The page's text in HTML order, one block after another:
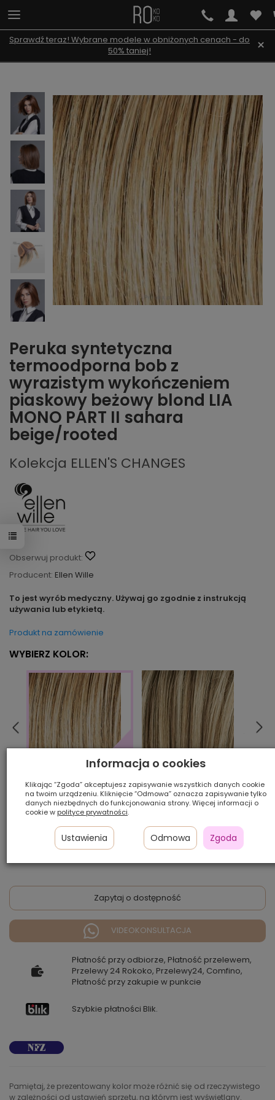
Sprawdź teraz! Wybrane modele w obniżonych cenach - do
50% taniej!
×
Peruka syntetyczna
termoodporna bob z
wyrazistym wykończeniem
piaskowy beżowy blond LIA
MONO PART II sahara
beige/rooted
Kolekcja ELLEN'S CHANGES
Obserwuj produkt:
Producent: Ellen Wille
To jest wyrób medyczny. Używaj go zgodnie z instrukcją
używania lub etykietą.
Produkt na zamówienie
WYBIERZ KOLOR:
1 400,00 zł
Zapytaj o dostępność
VIDEOKONSULTACJA
Płatność przy odbiorze, Płatność przelewem,
Przelewy 24 Rokoko, Przelewy24, Comfino,
Płatność przy zakupie w punkcie
Szybkie płatności Blik.
Pamiętaj, że prezentowany kolor może różnić się od rzeczywistego
w zależności od ustawień sprzętu, na którym jest wyświetlany.
Informacja o cookies
Klikając “Zgoda” akceptujesz zapisywanie wszystkich danych cookie
na twoim urządzeniu. Kliknięcie “Odmowa” oznacza zapisywanie tylko
danych niezbędnych do funkcjonowania strony. Więcej informacji o
cookie w polityce prywatności.
Ustawienia Odmowa Zgoda